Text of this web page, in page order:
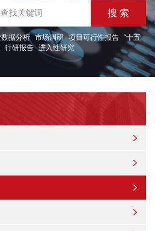
据分析 市场调研 项目可行性报告
“十五
行研报告 进入性研究